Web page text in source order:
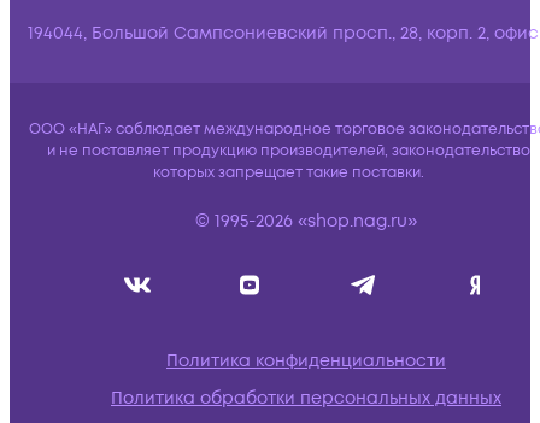
194044, Большой Сампсониевский просп., 28, корп. 2,
ООО «НАГ» соблюдает международное торговое
и не поставляет продукцию производителей, законодательство
которых запрещает такие поставки.
© 1995-2026 «shop.nag.ru»
Политика конфиденциальности
Политика обработки персональных данных